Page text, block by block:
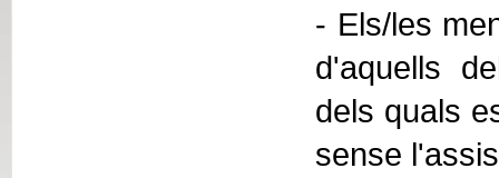
- Els/les
d'aquells
dels quals
sense